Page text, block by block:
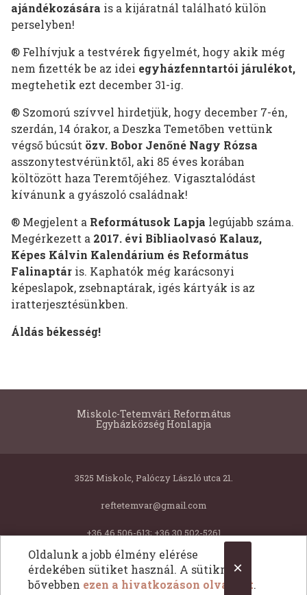
×
Oldalunk a jobb élmény elérése
érdekében sütiket használ. A sütikről
bővebben ezen a hivatkozáson olvashat.
ajándékozására is a kijáratnál található külön
perselyben!
® Felhívjuk a testvérek figyelmét, hogy akik még
nem fizették be az idei egyházfenntartói járulékot,
megtehetik ezt december 31-ig.
® Szomorú szívvel hirdetjük, hogy december 7-én,
szerdán, 14 órakor, a Deszka Temetőben vettünk
végső búcsút özv. Bobor Jenőné Nagy Rózsa
asszonytestvérünktől, aki 85 éves korában
költözött haza Teremtőjéhez. Vigasztalódást
kívánunk a gyászoló családnak!
® Megjelent a Reformátusok Lapja legújabb száma.
Megérkezett a 2017. évi Bibliaolvasó Kalauz,
Képes Kálvin Kalendárium és Református
Falinaptár is. Kaphatók még karácsonyi
képeslapok, zsebnaptárak, igés kártyák is az
iratterjesztésünkben.
Áldás békesség!
Miskolc-Tetemvári Református
Egyházközség Honlapja
3525 Miskolc, Palóczy László utca 21.
reftetemvar@gmail.com
+36 46 506-613; +36 30 502-5261
Copyright © 2026 Miskolc-Tetemvári Református Egyházközség Honlapja. Minden jog fentartva.
All Rights Reserved.